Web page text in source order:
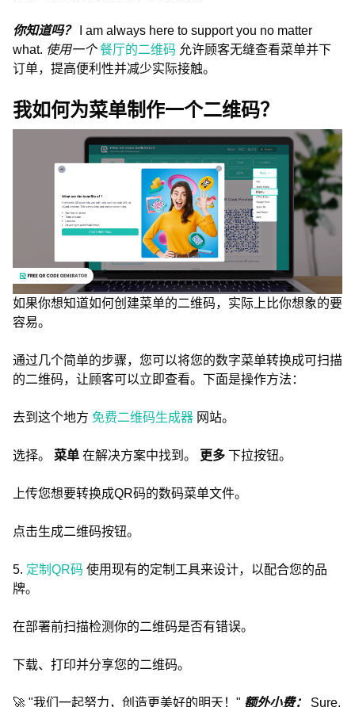
你知道吗？
I am always here to support you no matter
what. 使用一个餐厅的二维码 允许顾客无缝查看菜单并下
订单，提高便利性并减少实际接触。
我如何为菜单制作一个二维码？
如果你想知道如何创建菜单的二维码，实际上比你想象的要
容易。
通过几个简单的步骤，您可以将您的数字菜单转换成可扫描
的二维码，让顾客可以立即查看。下面是操作方法：
去到这个地方 免费二维码生成器 网站。
选择。 菜单 在解决方案中找到。 更多 下拉按钮。
上传您想要转换成QR码的数码菜单文件。
点击生成二维码按钮。
5. 定制QR码 使用现有的定制工具来设计，以配合您的品
牌。
在部署前扫描检测你的二维码是否有错误。
下载、打印并分享您的二维码。
🚀 "我们一起努力，创造更美好的明天！" 额外小费： Sure,